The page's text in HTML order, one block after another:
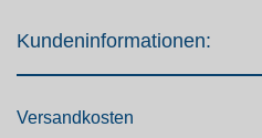
Kundeninformationen:
Versandkosten